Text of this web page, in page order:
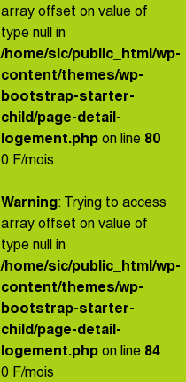
array offset on value of
type null in
/home/sic/public_html/wp-
content/themes/wp-
bootstrap-starter-
child/page-detail-
logement.php on line 80
0 F/mois
Warning: Trying to access
array offset on value of
type null in
/home/sic/public_html/wp-
content/themes/wp-
bootstrap-starter-
child/page-detail-
logement.php on line 84
0 F/mois